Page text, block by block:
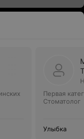
Первая
Стоматолог
Улыбка